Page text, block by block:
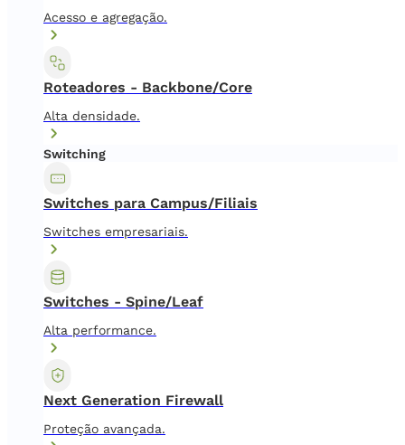
Acesso e agregação.
Roteadores - Backbone/Core
Alta densidade.
Switching
Switches para Campus/Filiais
Switches empresariais.
Switches - Spine/Leaf
Alta performance.
Next Generation Firewall
Proteção avançada.